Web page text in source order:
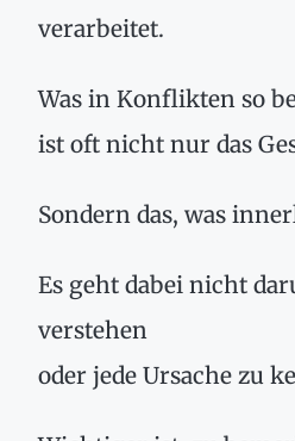
verarbeitet.
Was in Konflikten so
ist oft nicht nur das
Sondern das, was
Es geht dabei nicht
verstehen
oder jede Ursache zu